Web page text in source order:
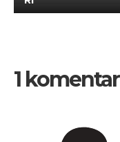
1 komentar